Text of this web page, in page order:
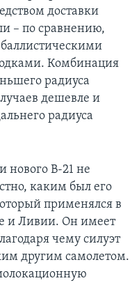
доставки
– по сравнению,
Комбинация
радиуса
дешевле и
радиуса
нового B-21 не
каким был его
применялся в
и Ливии. Он имеет
чему силуэт
другим самолетом.